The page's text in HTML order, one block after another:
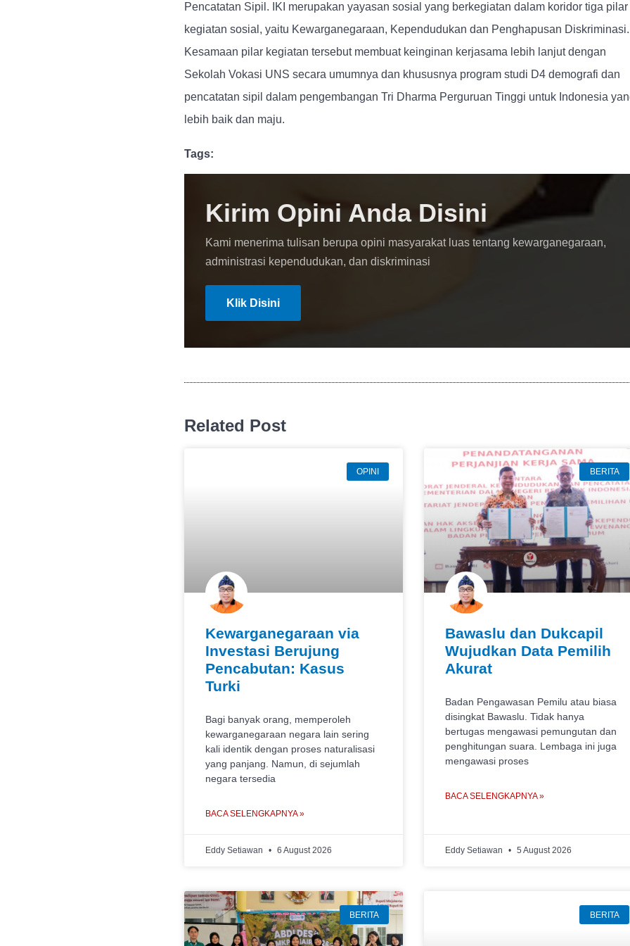
Pencatatan Sipil. IKI merupakan yayasan sosial yang berkegiatan dalam koridor tiga pilar
kegiatan sosial, yaitu Kewarganegaraan, Kependudukan dan Penghapusan Diskriminasi.
Kesamaan pilar kegiatan tersebut membuat keinginan kerjasama lebih lanjut dengan
Sekolah Vokasi UNS secara umumnya dan khususnya program studi D4 demografi dan
pencatatan sipil dalam pengembangan Tri Dharma Perguruan Tinggi untuk Indonesia
lebih baik dan maju.
Tags:
Kirim Opini Anda Disini
Kami menerima tulisan berupa opini masyarakat luas tentang kewarganegaraan,
administrasi kependudukan, dan diskriminasi
Klik Disini
Related Post
OPINI
Kewarganegaraan via
Investasi Berujung
Pencabutan: Kasus
Turki
Bagi banyak orang, memperoleh
kewarganegaraan negara lain sering
kali identik dengan proses naturalisasi
yang panjang. Namun, di sejumlah
negara tersedia
BACA SELENGKAPNYA »
Eddy Setiawan 6 August 2026
BERITA
Bawaslu dan Dukcapil
Wujudkan Data Pemilih
Akurat
Badan Pengawasan Pemilu atau biasa
disingkat Bawaslu. Tidak hanya
bertugas mengawasi pemungutan dan
penghitungan suara. Lembaga ini juga
mengawasi proses
BACA SELENGKAPNYA »
Eddy Setiawan 5 August 2026
BERITA BERITA